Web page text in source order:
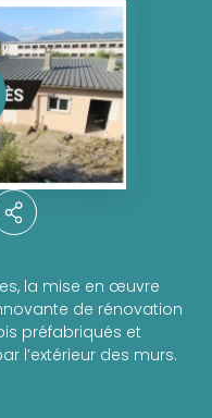
la mise en œuvre
de rénovation
préfabriqués et
l’extérieur des murs.